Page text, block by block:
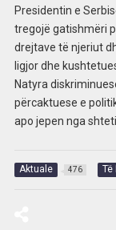
Presidentin e
tregojë gatishmëri
drejtave të njeriut
ligjor dhe
Natyra
përcaktuese e
apo jepen nga
Aktuale 476 Të